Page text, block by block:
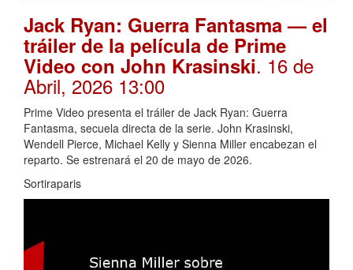
Jack Ryan: Guerra Fantasma — el
tráiler de la película de Prime
Video con John Krasinski. 16 de
Abril, 2026 13:00
Prime Video presenta el tráiler de Jack Ryan: Guerra
Fantasma, secuela directa de la serie. John Krasinski,
Wendell Pierce, Michael Kelly y Sienna Miller encabezan el
reparto. Se estrenará el 20 de mayo de 2026.
Sortiraparis